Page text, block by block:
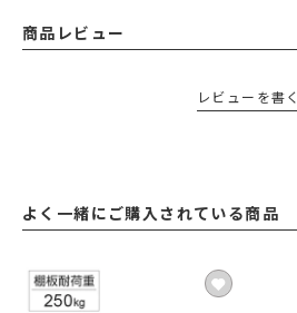
商品レビュー
レビューを書く
よく一緒にご購入されている商品